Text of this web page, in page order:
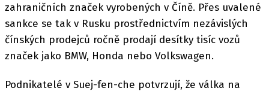
zahraničních značek vyrobených v Číně. Přes uvalené
sankce se tak v Rusku prostřednictvím nezávislých
čínských prodejců ročně prodají desítky tisíc vozů
značek jako BMW, Honda nebo Volkswagen.
Podnikatelé v Suej-fen-che potvrzují, že válka na